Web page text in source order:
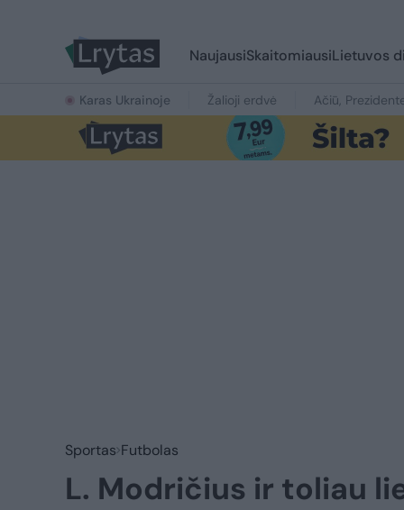
NaujausiSkaitomiausiLietuvos
Karas Ukrainoje Žalioji erdvė Ačiū,
Sportas Futbolas
L. Modričius ir toliau